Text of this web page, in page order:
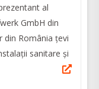
al
GmbH din
din România țevi
sanitare și